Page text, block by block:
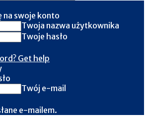
na swoje konto
Twoja nazwa użytkownika
Twoje hasło
Get help
Twój e-mail
e-mailem.